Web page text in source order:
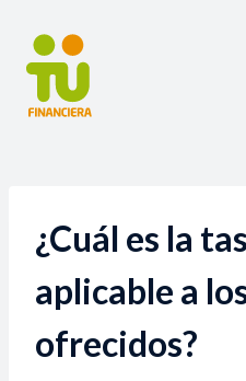
¿Cuál es la
aplicable a
ofrecidos?